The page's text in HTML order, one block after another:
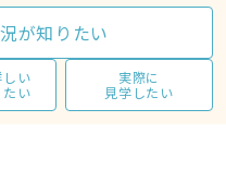
が知りたい
しい
い
実際に
見学したい